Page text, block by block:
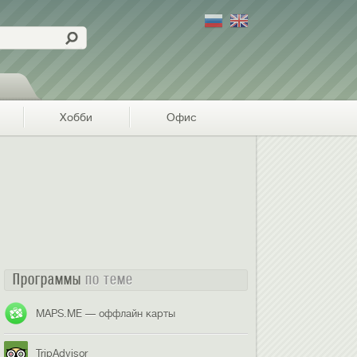
Хобби Офис
Программы по теме
MAPS.ME — оффлайн карты
TripAdvisor